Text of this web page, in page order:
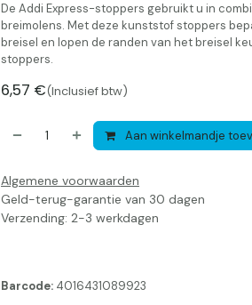
De Addi Express-stoppers gebruikt u in
breimolens. Met deze kunststof stoppers
breisel en lopen de randen van het breisel
stoppers.
6,57 €(Inclusief btw)
Aan winkelmandje
Algemene voorwaarden
Geld-terug-garantie van 30 dagen
Verzending: 2-3 werkdagen
Barcode: 4016431089923